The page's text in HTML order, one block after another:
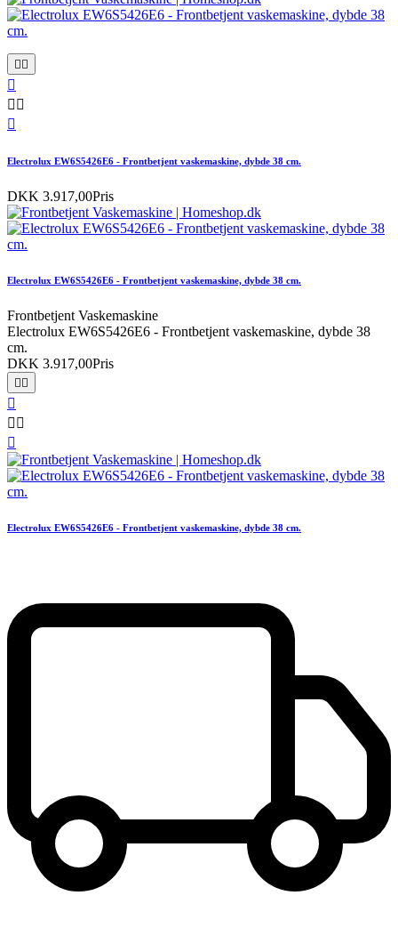
 

 

Electrolux EW6S5426E6 - Frontbetjent vaskemaskine, dybde 38 cm.
DKK 3.917,00Pris
Electrolux EW6S5426E6 - Frontbetjent vaskemaskine, dybde 38 cm.
Frontbetjent Vaskemaskine
Electrolux EW6S5426E6 - Frontbetjent vaskemaskine, dybde 38
cm.
DKK 3.917,00Pris
 

 

Electrolux EW6S5426E6 - Frontbetjent vaskemaskine, dybde 38 cm.